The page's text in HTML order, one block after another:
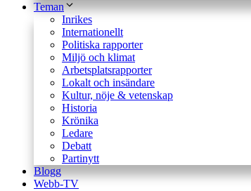
Teman
Inrikes
Internationellt
Politiska rapporter
Miljö och klimat
Arbetsplatsrapporter
Lokalt och insändare
Kultur, nöje & vetenskap
Historia
Krönika
Ledare
Debatt
Partinytt
Blogg
Webb-TV